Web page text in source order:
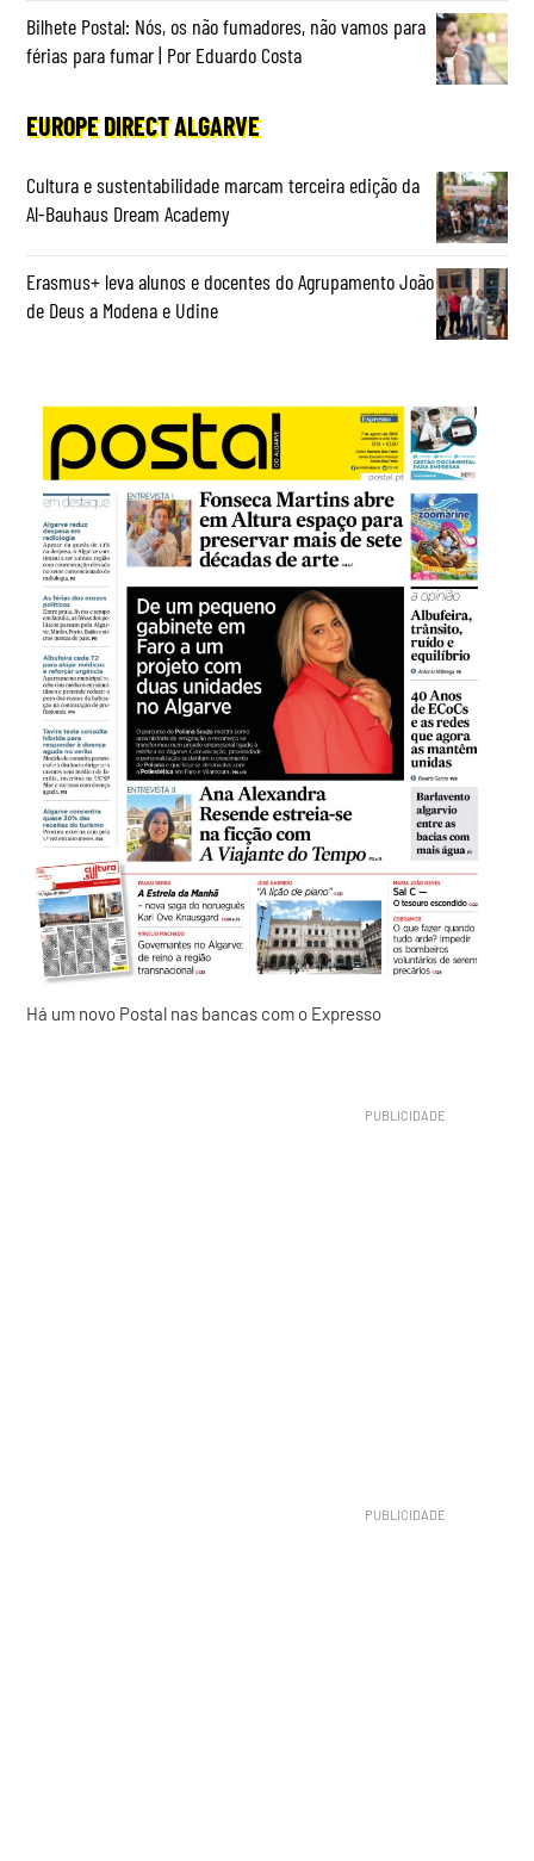
Bilhete Postal: Nós, os não fumadores, não vamos para
férias para fumar | Por Eduardo Costa
EUROPE DIRECT ALGARVE
Cultura e sustentabilidade marcam terceira edição da
Al-Bauhaus Dream Academy
Erasmus+ leva alunos e docentes do Agrupamento João
de Deus a Modena e Udine
Há um novo Postal nas bancas com o Expresso